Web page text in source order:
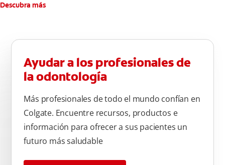
Descubra más
Ayudar a los profesionales de
la odontología
Más profesionales de todo el mundo confían en
Colgate. Encuentre recursos, productos e
información para ofrecer a sus pacientes un
futuro más saludable